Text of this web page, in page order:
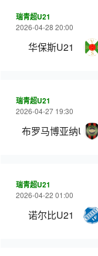
瑞青超U21
2026-04-28 20:00
华保斯U21
瑞青超U21
2026-04-27 19:30
布罗马博亚纳U21
瑞青超U21
2026-04-22 01:00
诺尔比U21